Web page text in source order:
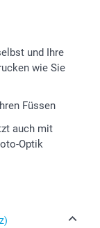
und Ihre
wie Sie
Füssen
auch mit
Optik